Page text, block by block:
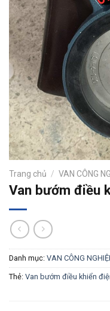
Trang chủ / VAN CÔNG
Van bướm điều
Danh mục: VAN CÔNG
Thẻ: Van bướm điều khiển